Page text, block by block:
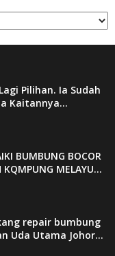
Pilihan. Ia Sudah
Kaitannya...
BUMBUNG BOCOR
MELAYU...
repair bumbung
Uda Utama Johor...